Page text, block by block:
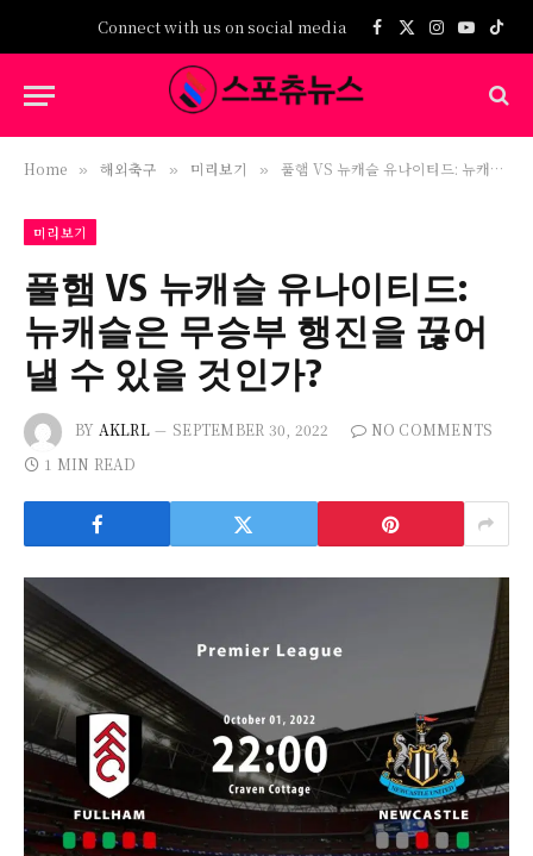
Connect with us on social media Facebook
X
Instagram
Home » 해외축구 » 미리보기 » 풀햄 VS 뉴캐슬 유나이티드: 뉴캐슬은 무승부 행진을 끊어낼 수 있을 것인가?
미리보기
풀햄 VS 뉴캐슬 유나이티드:
뉴캐슬은 무승부 행진을 끊어
낼 수 있을 것인가?
BY AKLRL SEPTEMBER 30, 2022
NO COMMENTS
1 MIN READ